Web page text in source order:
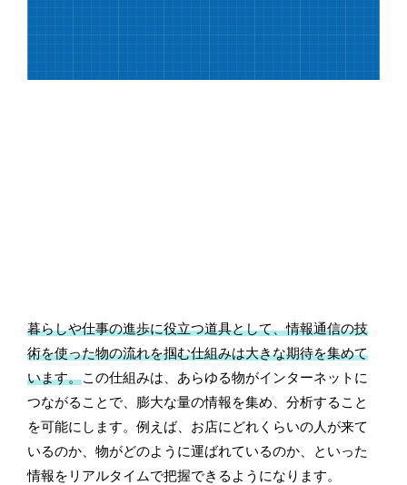
暮らしや仕事の進歩に役立つ道具として、情報通信の技
術を使った物の流れを掴む仕組みは大きな期待を集めて
います。この仕組みは、あらゆる物がインターネットに
つながることで、膨大な量の情報を集め、分析すること
を可能にします。例えば、お店にどれくらいの人が来て
いるのか、物がどのように運ばれているのか、といった
情報をリアルタイムで把握できるようになります。